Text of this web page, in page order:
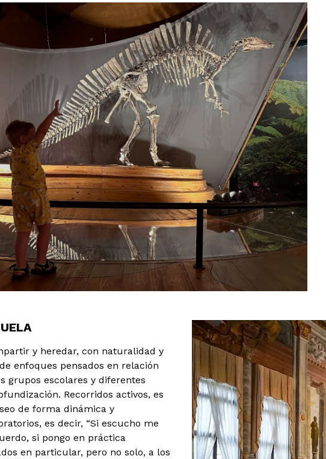
y heredar, con naturalidad y
enfoques pensados en relación
grupos escolares y diferentes
Recorridos activos, es
de forma dinámica y
es decir, “Si escucho me
si pongo en práctica
en particular, pero no solo, a los